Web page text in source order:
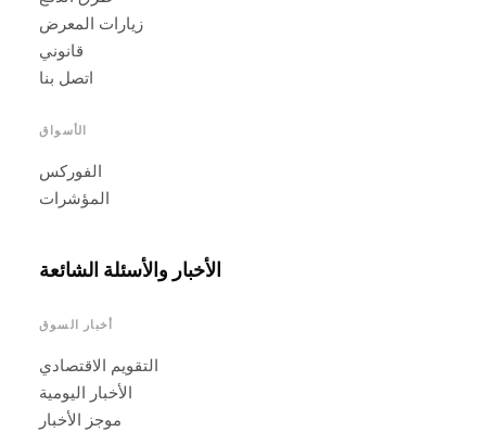
زيارات المعرض
قانوني
اتصل بنا
الأسواق
الفوركس
المؤشرات
الأخبار والأسئلة الشائعة
أخبار السوق
التقويم الاقتصادي
الأخبار اليومية
موجز الأخبار